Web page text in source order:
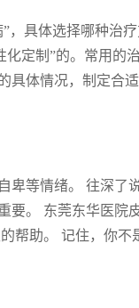
，具体选择哪种治
定制”的。常用的
体情况，制定合
卑等情绪。 往深了
要。 东莞东华医院
帮助。 记住，你不